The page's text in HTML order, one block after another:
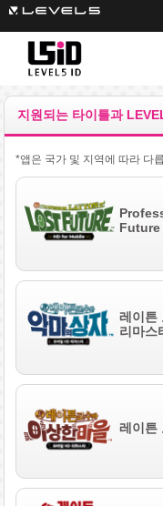
지원되는 타이틀과
*앱은 국가 및 지역에 따라 다
레이튼
리마스
레이튼